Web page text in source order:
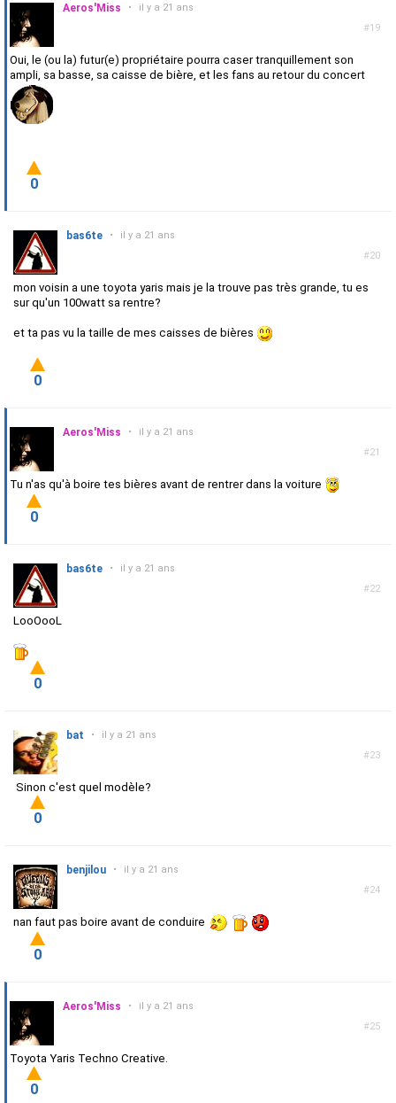
#19
Aeros'Miss • il y a 21 ans
Oui, le (ou la) futur(e) propriétaire pourra caser tranquillement son
ampli, sa basse, sa caisse de bière, et les fans au retour du concert
0
#20
bas6te • il y a 21 ans
mon voisin a une toyota yaris mais je la trouve pas très grande, tu es
sur qu'un 100watt sa rentre?
et ta pas vu la taille de mes caisses de bières
0
#21
Aeros'Miss • il y a 21 ans
Tu n'as qu'à boire tes bières avant de rentrer dans la voiture
0
#22
bas6te • il y a 21 ans
LooOooL
0
#23
bat • il y a 21 ans
Sinon c'est quel modèle?
0
#24
benjilou • il y a 21 ans
nan faut pas boire avant de conduire
0
#25
Aeros'Miss • il y a 21 ans
Toyota Yaris Techno Creative.
0